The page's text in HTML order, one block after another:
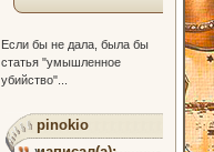
Если бы не дала, была бы
статья "умышленное
убийство"...
pinokio